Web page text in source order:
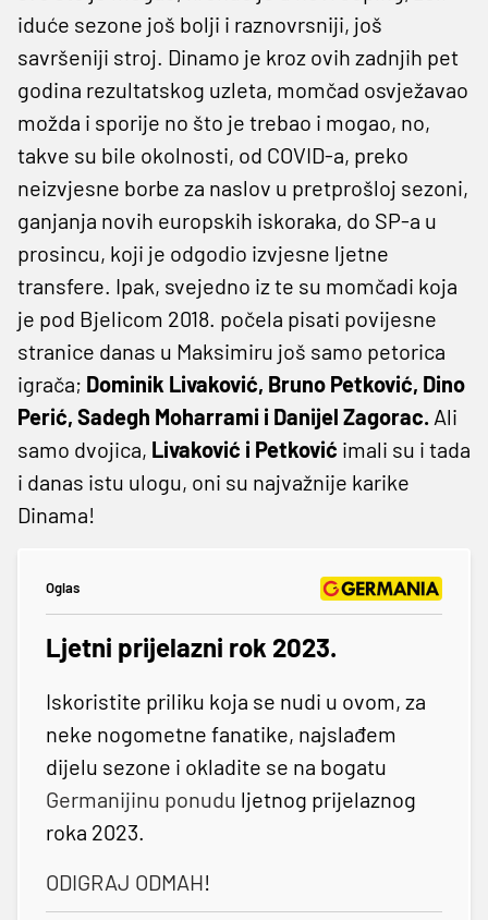
iduće sezone još bolji i raznovrsniji, još
savršeniji stroj. Dinamo je kroz ovih zadnjih pet
godina rezultatskog uzleta, momčad osvježavao
možda i sporije no što je trebao i mogao, no,
takve su bile okolnosti, od COVID-a, preko
neizvjesne borbe za naslov u pretprošloj sezoni,
ganjanja novih europskih iskoraka, do SP-a u
prosincu, koji je odgodio izvjesne ljetne
transfere. Ipak, svejedno iz te su momčadi koja
je pod Bjelicom 2018. počela pisati povijesne
stranice danas u Maksimiru još samo petorica
igrača; Dominik Livaković, Bruno Petković, Dino
Perić, Sadegh Moharrami i Danijel Zagorac. Ali
samo dvojica, Livaković i Petković imali su i tada
i danas istu ulogu, oni su najvažnije karike
Dinama!
Oglas
Ljetni prijelazni rok 2023.
Iskoristite priliku koja se nudi u ovom, za
neke nogometne fanatike, najslađem
dijelu sezone i okladite se na bogatu
Germanijinu ponudu ljetnog prijelaznog
roka 2023.
ODIGRAJ ODMAH!